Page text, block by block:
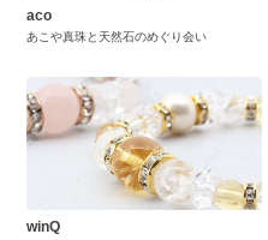
aco
あこや真珠と天然石のめぐり会い
winQ